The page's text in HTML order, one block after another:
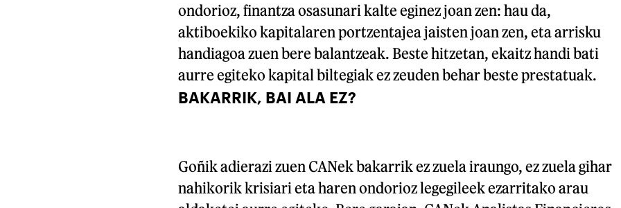
ondorioz, finantza osasunari kalte eginez joan zen: hau da,
aktiboekiko kapitalaren portzentajea jaisten joan zen, eta arrisku
handiagoa zuen bere balantzeak. Beste hitzetan, ekaitz handi bati
aurre egiteko kapital biltegiak ez zeuden behar beste prestatuak.
BAKARRIK, BAI ALA EZ?
Goñik adierazi zuen CANek bakarrik ez zuela iraungo, ez zuela gihar
nahikorik krisiari eta haren ondorioz legegileek ezarritako arau